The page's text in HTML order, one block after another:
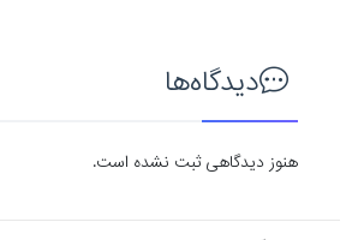
دیدگاه‌ها
هنوز دیدگاهی ثبت نشده است.